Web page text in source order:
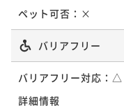
ペット可否： ×
バリアフリー
バリアフリー対応： △
詳細情報